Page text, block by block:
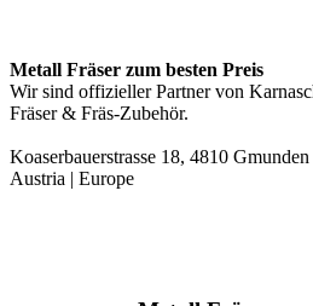
Metall Fräser zum besten Preis
Wir sind offizieller Partner von
Fräser & Fräs-Zubehör.
Koaserbauerstrasse 18, 4810 Gmunden
Austria | Europe